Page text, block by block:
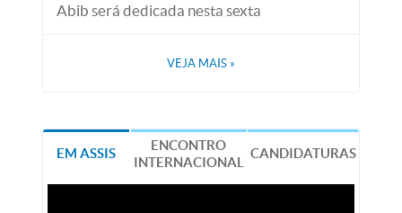
Abib será dedicada nesta sexta
VEJA MAIS »
EM ASSIS
ENCONTRO
INTERNACIONAL
CANDIDATURAS